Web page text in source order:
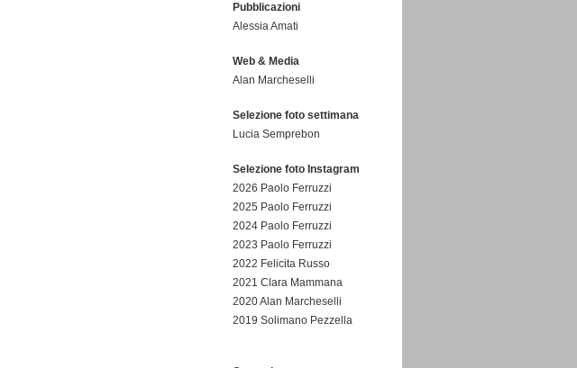
Pubblicazioni
Alessia Amati
Web & Media
Alan Marcheselli
Selezione foto settimana
Lucia Semprebon
Selezione foto Instagram
2026 Paolo Ferruzzi
2025 Paolo Ferruzzi
2024 Paolo Ferruzzi
2023 Paolo Ferruzzi
2022 Felicita Russo
2021 Clara Mammana
2020 Alan Marcheselli
2019 Solimano Pezzella